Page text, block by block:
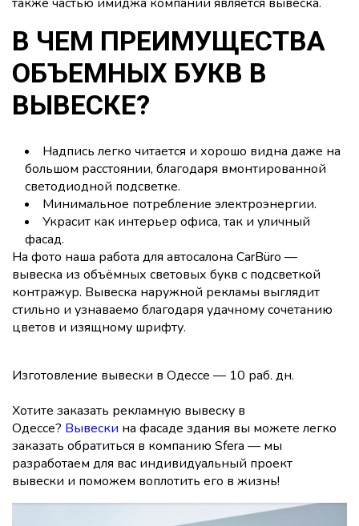
В ЧЕМ ПРЕИМУЩЕСТВА
ОБЪЕМНЫХ БУКВ В
ВЫВЕСКЕ?
Надпись легко читается и хорошо видна даже на
большом расстоянии, благодаря вмонтированной
светодиодной подсветке.
Минимальное потребление электроэнергии.
Украсит как интерьер офиса, так и уличный
фасад.
На фото наша работа для автосалона CarBüro —
вывеска из объёмных световых букв с подсветкой
контражур. Вывеска наружной рекламы выглядит
стильно и узнаваемо благодаря удачному сочетанию
цветов и изящному шрифту.
Изготовление вывески в Одессе — 10 раб. дн.
Хотите заказать рекламную вывеску в
Одессе? Вывески на фасаде здания вы можете легко
заказать обратиться в компанию Sfera — мы
разработаем для вас индивидуальный проект
вывески и поможем воплотить его в жизнь!